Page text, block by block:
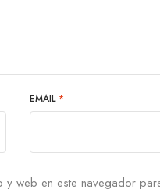
EMAIL *
web en este navegador